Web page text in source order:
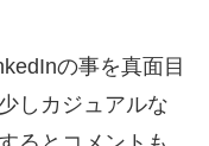
の事を真面目
しカジュアルな